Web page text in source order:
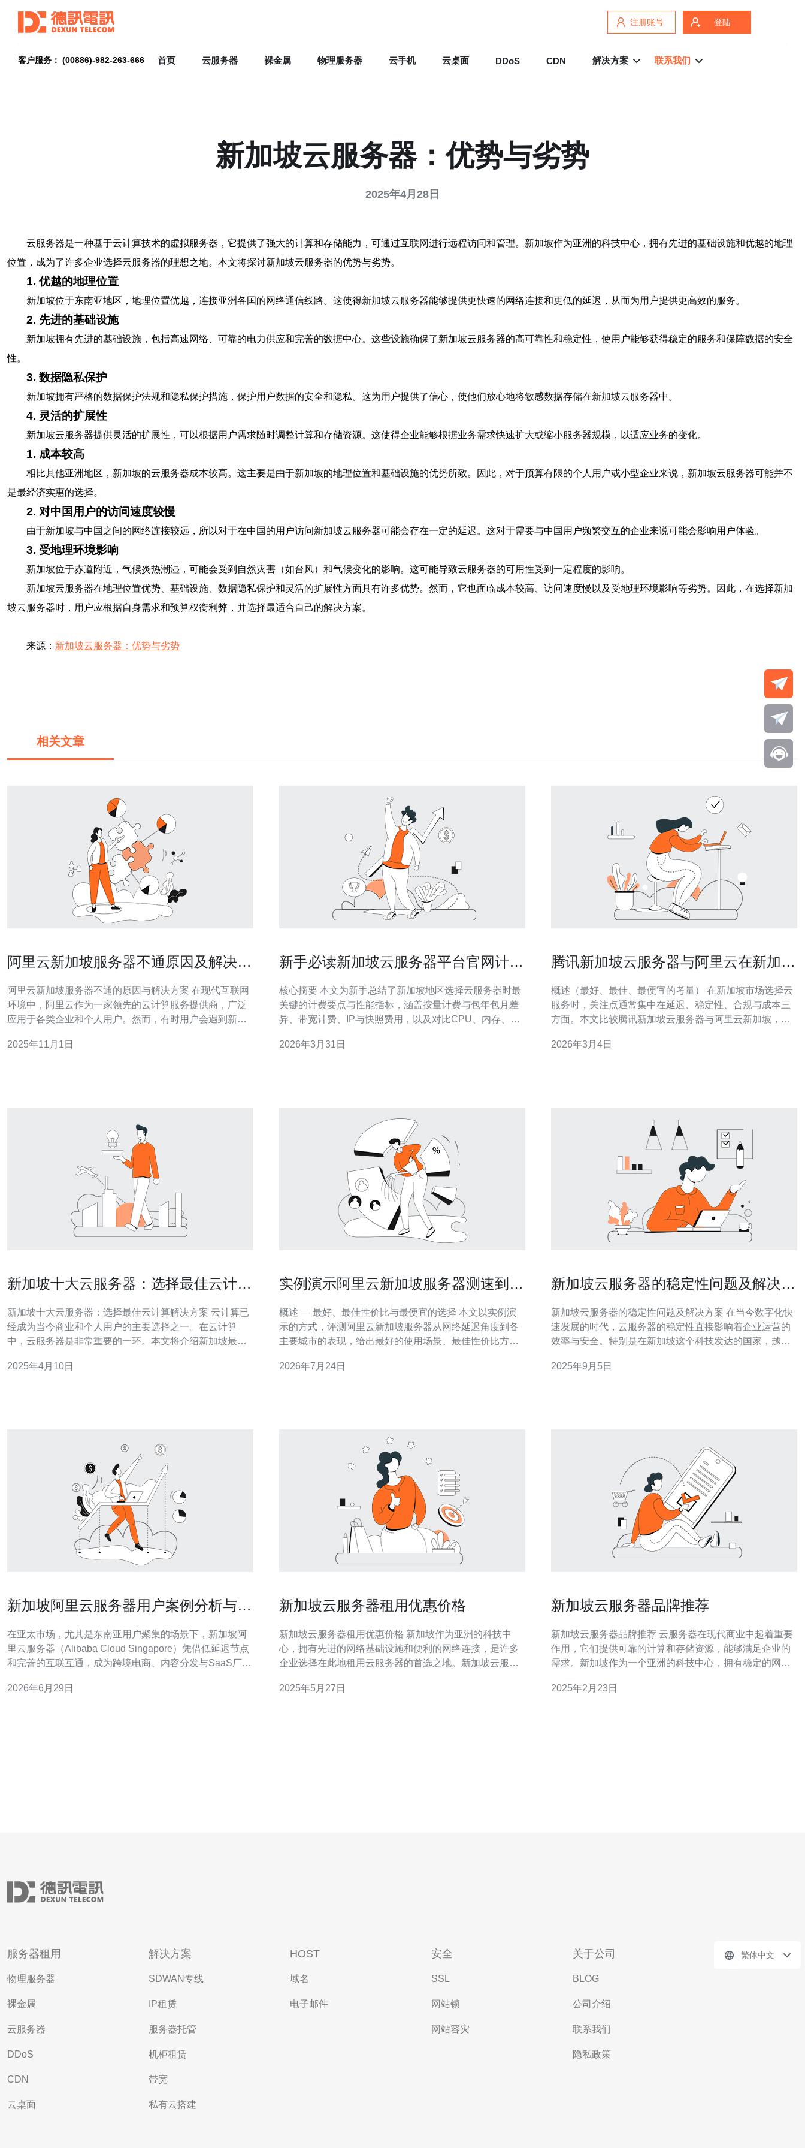
注册账号 登陆
客户服务： (00886)-982-263-666 首页 云服务器 裸金属 物理服务器 云手机 云桌面 DDoS CDN 解决方案 联系我们
新加坡云服务器：优势与劣势
2025年4月28日
云服务器是一种基于云计算技术的虚拟服务器，它提供了强大的计算和存储能力，可通过互联网进行远程访问和管理。新加坡作为亚洲的科技中心，拥有先进的基础设施和优越的地理
位置，成为了许多企业选择云服务器的理想之地。本文将探讨新加坡云服务器的优势与劣势。
1. 优越的地理位置
新加坡位于东南亚地区，地理位置优越，连接亚洲各国的网络通信线路。这使得新加坡云服务器能够提供更快速的网络连接和更低的延迟，从而为用户提供更高效的服务。
2. 先进的基础设施
新加坡拥有先进的基础设施，包括高速网络、可靠的电力供应和完善的数据中心。这些设施确保了新加坡云服务器的高可靠性和稳定性，使用户能够获得稳定的服务和保障数据的安全
性。
3. 数据隐私保护
新加坡拥有严格的数据保护法规和隐私保护措施，保护用户数据的安全和隐私。这为用户提供了信心，使他们放心地将敏感数据存储在新加坡云服务器中。
4. 灵活的扩展性
新加坡云服务器提供灵活的扩展性，可以根据用户需求随时调整计算和存储资源。这使得企业能够根据业务需求快速扩大或缩小服务器规模，以适应业务的变化。
1. 成本较高
相比其他亚洲地区，新加坡的云服务器成本较高。这主要是由于新加坡的地理位置和基础设施的优势所致。因此，对于预算有限的个人用户或小型企业来说，新加坡云服务器可能并不
是最经济实惠的选择。
2. 对中国用户的访问速度较慢
由于新加坡与中国之间的网络连接较远，所以对于在中国的用户访问新加坡云服务器可能会存在一定的延迟。这对于需要与中国用户频繁交互的企业来说可能会影响用户体验。
3. 受地理环境影响
新加坡位于赤道附近，气候炎热潮湿，可能会受到自然灾害（如台风）和气候变化的影响。这可能导致云服务器的可用性受到一定程度的影响。
新加坡云服务器在地理位置优势、基础设施、数据隐私保护和灵活的扩展性方面具有许多优势。然而，它也面临成本较高、访问速度慢以及受地理环境影响等劣势。因此，在选择新加
坡云服务器时，用户应根据自身需求和预算权衡利弊，并选择最适合自己的解决方案。
来源： 新加坡云服务器：优势与劣势
相关文章
阿里云新加坡服务器不通原因及解决方
阿里云新加坡服务器不通的原因与解决方案 在现代互联网
环境中，阿里云作为一家领先的云计算服务提供商，广泛
应用于各类企业和个人用户。然而，有时用户会遇到新加
给用户带来了困扰。本文将为您深入分析造成这一问题的
2025年11月1日
新手必读新加坡云服务器平台官网计费
核心摘要 本文为新手总结了新加坡地区选择云服务器时最
关键的计费要点与性能指标，涵盖按量计费与包年包月差
异、带宽计费、IP与快照费用，以及对比CPU、内存、
CDN加速与DDoS防御的重要性，给出实用的测试与优化
2026年3月31日
腾讯新加坡云服务器与阿里云在新加坡
概述（最好、最佳、最便宜的考量） 在新加坡市场选择云
服务时，关注点通常集中在延迟、稳定性、合规与成本三
方面。本文比较腾讯新加坡云服务器与阿里云新加坡，从
出详尽评测，帮助判断哪个是“最好”、哪个是“更适合”、哪
2026年3月4日
新加坡十大云服务器：选择最佳云计算
新加坡十大云服务器：选择最佳云计算解决方案 云计算已
经成为当今商业和个人用户的主要选择之一。在云计算
中，云服务器是非常重要的一环。本文将介绍新加坡最佳
方案。 亚马逊AWS（Amazon Web Services）是全球最大
2025年4月10日
实例演示阿里云新加坡服务器测速到各
概述 — 最好、最佳性价比与最便宜的选择 本文以实例演
示的方式，评测阿里云新加坡服务器从网络延迟角度到各
主要城市的表现，给出最好的使用场景、最佳性价比方案
南亚与部分亚洲城市时通常提供最低延迟；需要更低时延
2026年7月24日
新加坡云服务器的稳定性问题及解决方
新加坡云服务器的稳定性问题及解决方案 在当今数字化快
速发展的时代，云服务器的稳定性直接影响着企业运营的
效率与安全。特别是在新加坡这个科技发达的国家，越来
求的增加，新加坡云服务器的稳定性问题也逐渐显现。本
2025年9月5日
新加坡阿里云服务器用户案例分析与行
在亚太市场，尤其是东南亚用户聚集的场景下，新加坡阿
里云服务器（Alibaba Cloud Singapore）凭借低延迟节点
和完善的互联互通，成为跨境电商、内容分发与SaaS厂商
实践，帮助您在购买和使用过程中少走弯路。 案例回顾：
2026年6月29日
新加坡云服务器租用优惠价格
新加坡云服务器租用优惠价格 新加坡作为亚洲的科技中
心，拥有先进的网络基础设施和便利的网络连接，是许多
企业选择在此地租用云服务器的首选之地。新加坡云服务
和完善的安全防护系统，能够满足企业的各种需求。 在新
2025年5月27日
新加坡云服务器品牌推荐
新加坡云服务器品牌推荐 云服务器在现代商业中起着重要
作用，它们提供可靠的计算和存储资源，能够满足企业的
需求。新加坡作为一个亚洲的科技中心，拥有稳定的网络
驻。本文将为您推荐几家在新加坡运营的领先云服务器品
2025年2月23日
服务器租用
物理服务器
裸金属
云服务器
DDoS
CDN
云桌面
解决方案
SDWAN专线
IP租赁
服务器托管
机柜租赁
带宽
私有云搭建
HOST
域名
电子邮件
安全
SSL
网站锁
网站容灾
关于公司
BLOG
公司介绍
联系我们
隐私政策
繁体中文